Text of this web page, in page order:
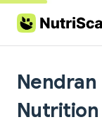
Skip to content
Nendran
Nutrition